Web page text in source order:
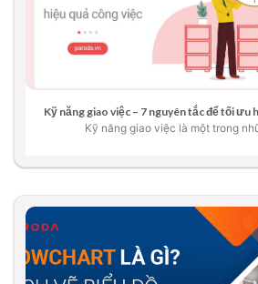
Kỹ năng giao việc – 7 nguyên tắc để tối ưu
Kỹ năng giao việc là một trong